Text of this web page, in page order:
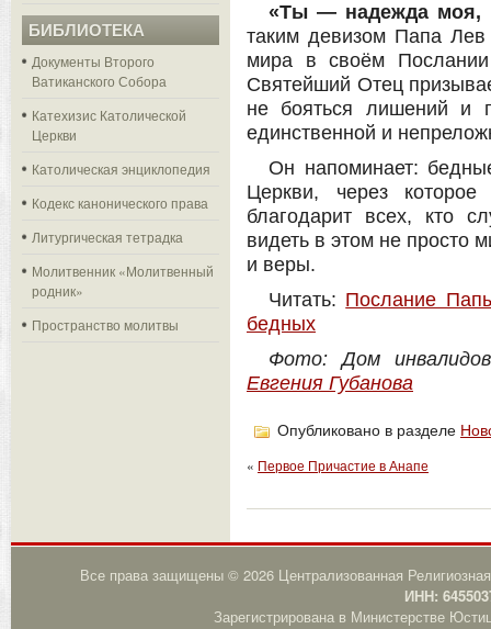
БИБЛИОТЕКА
Документы Второго
Ватиканского Собора
Катехизис Католической
Церкви
Католическая энциклопедия
Кодекс канонического права
Литургическая тетрадка
Молитвенник «Молитвенный
родник»
Пространство молитвы
«Ты — надежда моя,
таким девизом Папа
мира в своём
Святейший Отец
не бояться лишений и
единственной и
Он напоминает:
Церкви, через
благодарит всех, кто
видеть в этом не просто
и веры.
Читать: Послание
бедных
Фото: Дом
Евгения Губанова
Опубликовано в разделе
« Первое Причастие в Анапе
Все права защищены © 2026 Централизованная
ИНН:
Зарегистрирована в Министерстве